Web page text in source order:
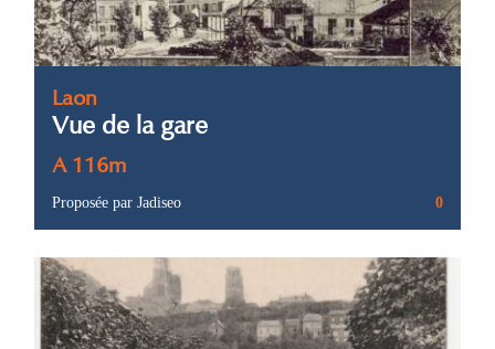
Laon
Vue de la gare
A 116m
Proposée par Jadiseo 0